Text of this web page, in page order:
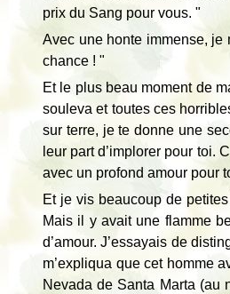
prix du Sang pour vous. "
Avec une honte immense, je
chance ! "
Et le plus beau moment de
souleva et toutes ces
sur terre, je te donne une
leur part d’implorer pour toi.
avec un profond amour pour
Et je vis beaucoup de
Mais il y avait une flamme
d’amour. J’essayais de
m’expliqua que cet homme
Nevada de Santa Marta (au